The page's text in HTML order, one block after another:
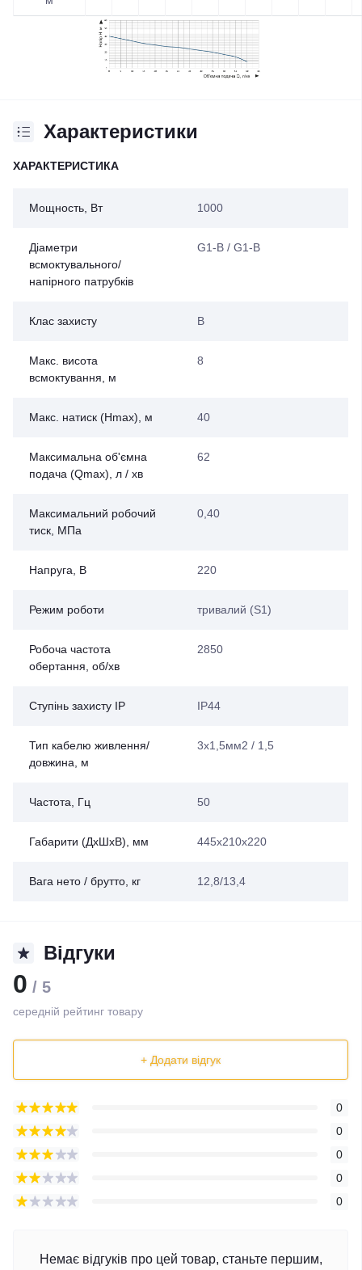
Характеристики
ХАРАКТЕРИСТИКА
Мощность, Вт 1000
Діаметри
всмоктувального/
напірного патрубків
G1-B / G1-B
Клас захисту В
Макс. висота
всмоктування, м
8
Макс. натиск (Нmax), м 40
Максимальна об'ємна
подача (Qmax), л / хв
62
Максимальний робочий
тиск, МПа
0,40
Напруга, В 220
Режим роботи тривалий (S1)
Робоча частота
обертання, об/хв
2850
Ступінь захисту IP IP44
Тип кабелю живлення/
довжина, м
3х1,5мм2 / 1,5
Частота, Гц 50
Габарити (ДхШхВ), мм 445х210х220
Вага нето / брутто, кг 12,8/13,4
Відгуки
0 / 5
середній рейтинг товару
+ Додати відгук
0
0
0
0
0
Немає відгуків про цей товар, станьте першим,